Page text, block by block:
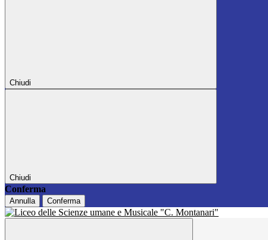
Chiudi
Chiudi
Conferma
Annulla Conferma